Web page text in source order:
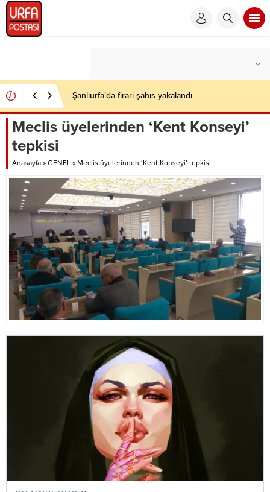
Şanlıurfa’da firari şahıs yakalandı
Meclis üyelerinden ‘Kent Konseyi’
tepkisi
Anasayfa » GENEL » Meclis üyelerinden ‘Kent Konseyi’ tepkisi